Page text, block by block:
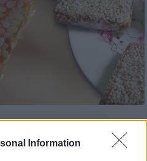
Information